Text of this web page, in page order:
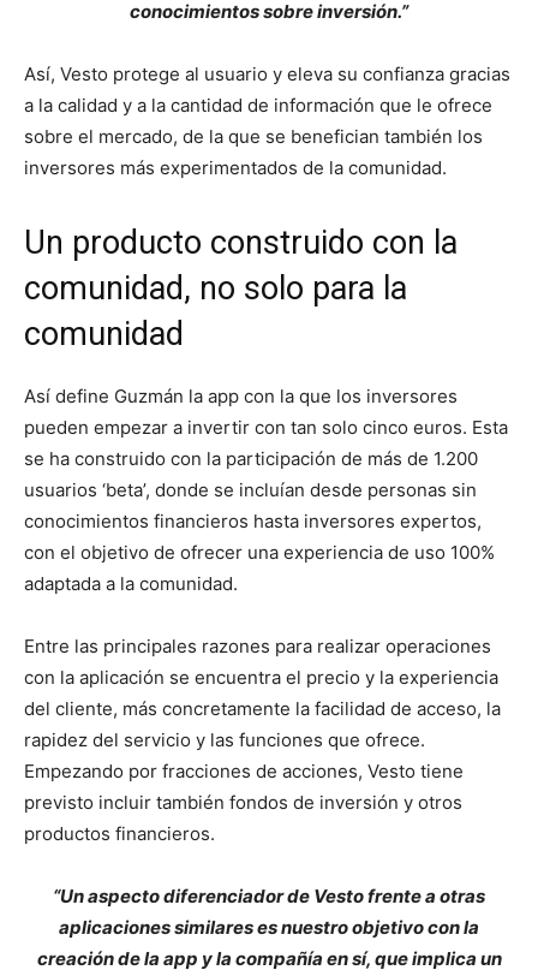
conocimientos sobre inversión.”
Así, Vesto protege al usuario y eleva su confianza gracias
a la calidad y a la cantidad de información que le ofrece
sobre el mercado, de la que se benefician también los
inversores más experimentados de la comunidad.
Un producto construido con la
comunidad, no solo para la
comunidad
Así define Guzmán la app con la que los inversores
pueden empezar a invertir con tan solo cinco euros. Esta
se ha construido con la participación de más de 1.200
usuarios ‘beta’, donde se incluían desde personas sin
conocimientos financieros hasta inversores expertos,
con el objetivo de ofrecer una experiencia de uso 100%
adaptada a la comunidad.
Entre las principales razones para realizar operaciones
con la aplicación se encuentra el precio y la experiencia
del cliente, más concretamente la facilidad de acceso, la
rapidez del servicio y las funciones que ofrece.
Empezando por fracciones de acciones, Vesto tiene
previsto incluir también fondos de inversión y otros
productos financieros.
“Un aspecto diferenciador de Vesto frente a otras
aplicaciones similares es nuestro objetivo con la
creación de la app y la compañía en sí, que implica un